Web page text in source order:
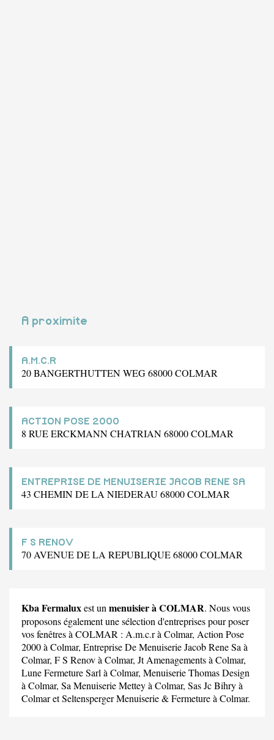
A proximite
A.M.C.R
20 BANGERTHUTTEN WEG 68000 COLMAR
ACTION POSE 2000
8 RUE ERCKMANN CHATRIAN 68000 COLMAR
ENTREPRISE DE MENUISERIE JACOB RENE SA
43 CHEMIN DE LA NIEDERAU 68000 COLMAR
F S RENOV
70 AVENUE DE LA REPUBLIQUE 68000 COLMAR
Kba Fermaluxest un menuisier à COLMAR. Nous vous
proposons également une sélection d'entreprises pour poser
vos fenêtres à COLMAR : A.m.c.rà Colmar, Action Pose
2000à Colmar, Entreprise De Menuiserie Jacob Rene Sa à
Colmar, F S Renovà Colmar, Jt Amenagementsà Colmar,
Lune Fermeture Sarl à Colmar, Menuiserie Thomas Design
à Colmar, Sa Menuiserie Metteyà Colmar, Sas Jc Bihryà
Colmar etSeltensperger Menuiserie & Fermetureà Colmar.